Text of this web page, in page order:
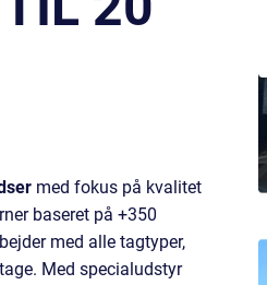
med fokus på kvalitet
baseret på +350
med alle tagtyper,
. Med specialudstyr